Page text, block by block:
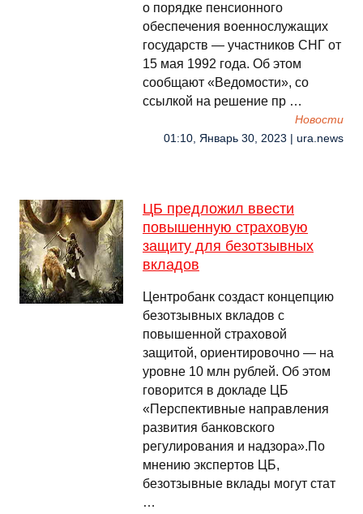
о порядке пенсионного
обеспечения военнослужащих
государств — участников СНГ от
15 мая 1992 года. Об этом
сообщают «Ведомости», со
ссылкой на решение пр …
Новости
01:10, Январь 30, 2023 | ura.news
ЦБ предложил ввести
повышенную страховую
защиту для безотзывных
вкладов
Центробанк создаст концепцию
безотзывных вкладов с
повышенной страховой
защитой, ориентировочно — на
уровне 10 млн рублей. Об этом
говорится в докладе ЦБ
«Перспективные направления
развития банковского
регулирования и надзора».По
мнению экспертов ЦБ,
безотзывные вклады могут стат
…